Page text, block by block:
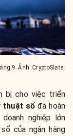
9. Ảnh: CryptoSlate
bị cho việc triển
thuật số đã hoàn
nghiệp lớn
của ngân hàng